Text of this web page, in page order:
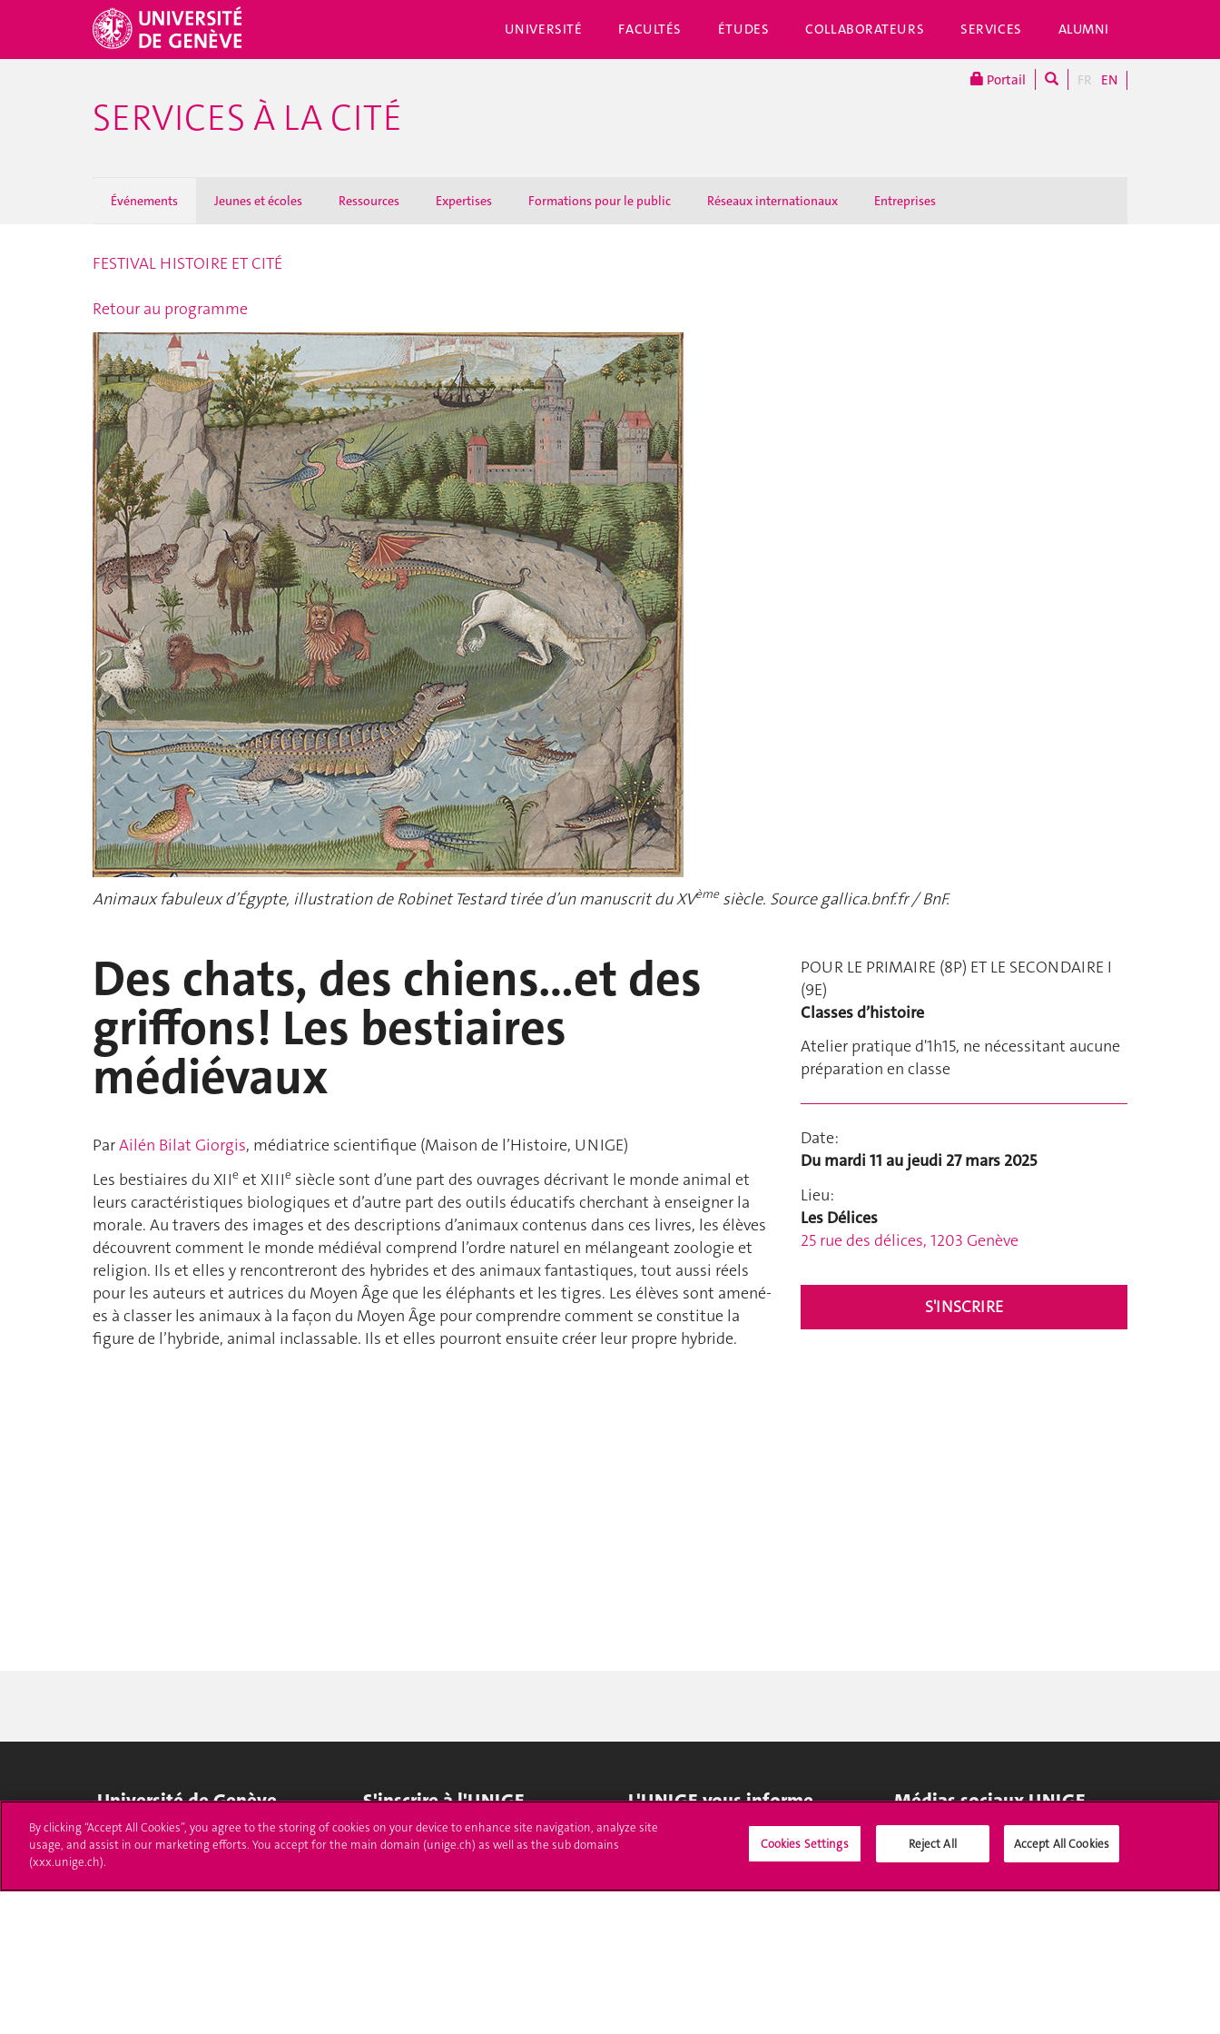
UNIVERSITÉ FACULTÉS ÉTUDES COLLABORATEURS SERVICES ALUMNI
Portail FR EN
SERVICES À LA CITÉ
Événements Jeunes et écoles Ressources Expertises Formations pour le public Réseaux internationaux Entreprises
FESTIVAL HISTOIRE ET CITÉ
Retour au programme
Animaux fabuleux d’Égypte, illustration de Robinet Testard tirée d’un manuscrit du XVèmesiècle. Source gallica.bnf.fr / BnF.
Des chats, des chiens…et des
griffons! Les bestiaires
médiévaux
ParAilén Bilat Giorgis, médiatrice scientifique (Maison de l’Histoire, UNIGE)
Les bestiaires du XIIe et XIIIe siècle sont d’une part des ouvrages décrivant le monde animal et
leurs caractéristiques biologiques et d’autre part des outils éducatifs cherchant à enseigner la
morale. Au travers des images et des descriptions d’animaux contenus dans ces livres, les élèves
découvrent comment le monde médiéval comprend l’ordre naturel en mélangeant zoologie et
religion. Ils et elles y rencontreront des hybrides et des animaux fantastiques, tout aussi réels
pour les auteurs et autrices du Moyen Âge que les éléphants et les tigres. Les élèves sont amené-
es à classer les animaux à la façon du Moyen Âge pour comprendre comment se constitue la
figure de l’hybride, animal inclassable. Ils et elles pourront ensuite créer leur propre hybride.
POUR LE PRIMAIRE (8P) ET LE SECONDAIRE I
(9E)
Classes d’histoire
Atelier pratique d'1h15, ne nécessitant aucune
préparation en classe
Date:
Du mardi 11 au jeudi 27 mars 2025
Lieu:
Les Délices
25 rue des délices, 1203 Genève
S'INSCRIRE
Université de Genève
24 rue du Général-Dufour
1211 Genève 4
F. +41 (0)22 379 11 34
S'inscrire à l'UNIGE
Immatriculations
L'UNIGE vous informe Médias sociaux UNIGE
By clicking “Accept All Cookies”, you agree to the storing of cookies on your device to enhance site navigation, analyze site
usage, and assist in our marketing efforts. You accept for the main domain (unige.ch) as well as the sub domains
(xxx.unige.ch).
Cookies Settings Reject All Accept All Cookies